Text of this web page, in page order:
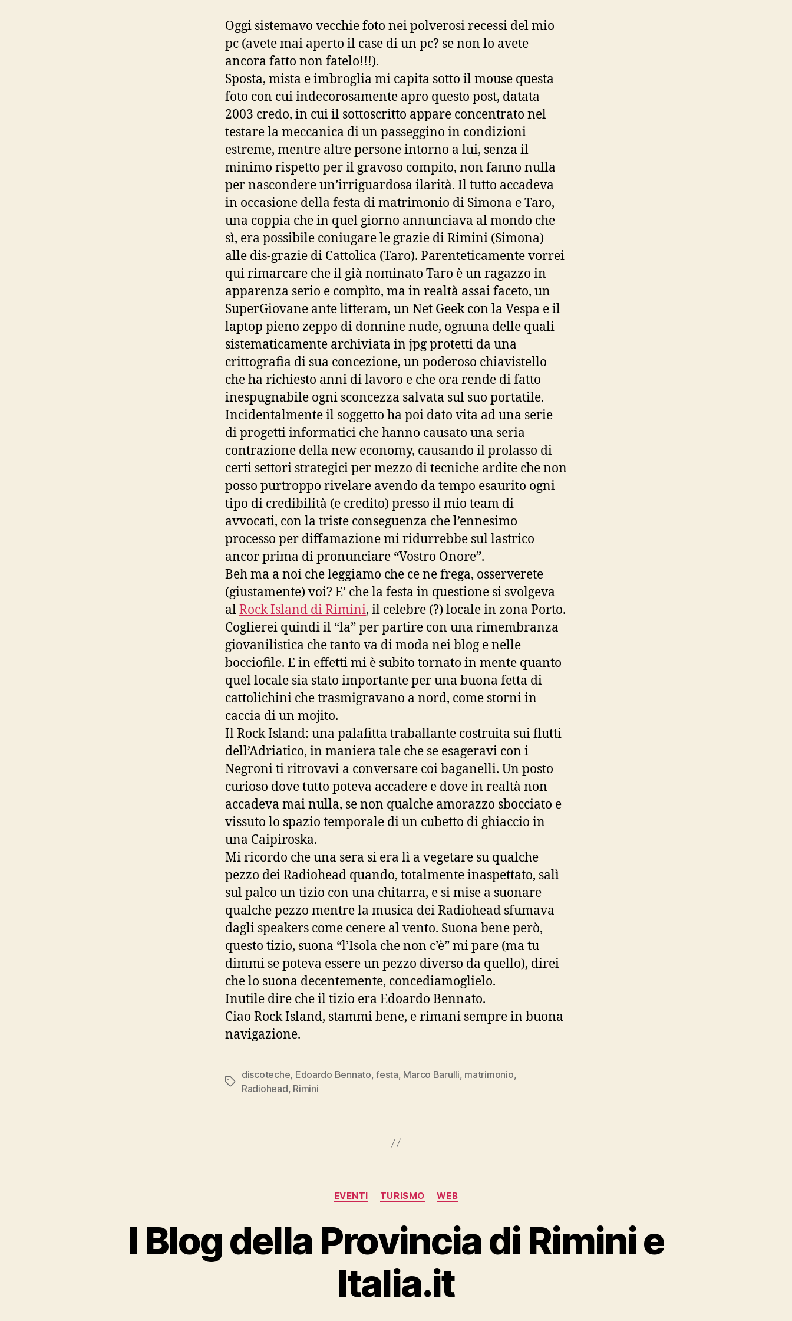
Oggi sistemavo vecchie foto nei polverosi recessi del mio
pc (avete mai aperto il case di un pc? se non lo avete
ancora fatto non fatelo!!!).
Sposta, mista e imbroglia mi capita sotto il mouse questa
foto con cui indecorosamente apro questo post, datata
2003 credo, in cui il sottoscritto appare concentrato nel
testare la meccanica di un passeggino in condizioni
estreme, mentre altre persone intorno a lui, senza il
minimo rispetto per il gravoso compito, non fanno nulla
per nascondere un’irriguardosa ilarità. Il tutto accadeva
in occasione della festa di matrimonio di Simona e Taro,
una coppia che in quel giorno annunciava al mondo che
sì, era possibile coniugare le grazie di Rimini (Simona)
alle dis-grazie di Cattolica (Taro). Parenteticamente vorrei
qui rimarcare che il già nominato Taro è un ragazzo in
apparenza serio e compìto, ma in realtà assai faceto, un
SuperGiovane ante litteram, un Net Geek con la Vespa e il
laptop pieno zeppo di donnine nude, ognuna delle quali
sistematicamente archiviata in jpg protetti da una
crittografia di sua concezione, un poderoso chiavistello
che ha richiesto anni di lavoro e che ora rende di fatto
inespugnabile ogni sconcezza salvata sul suo portatile.
Incidentalmente il soggetto ha poi dato vita ad una serie
di progetti informatici che hanno causato una seria
contrazione della new economy, causando il prolasso di
certi settori strategici per mezzo di tecniche ardite che non
posso purtroppo rivelare avendo da tempo esaurito ogni
tipo di credibilità (e credito) presso il mio team di
avvocati, con la triste conseguenza che l’ennesimo
processo per diffamazione mi ridurrebbe sul lastrico
ancor prima di pronunciare “Vostro Onore”.
Beh ma a noi che leggiamo che ce ne frega, osserverete
(giustamente) voi? E’ che la festa in questione si svolgeva
alRock Island di Rimini, il celebre (?) locale in zona Porto.
Coglierei quindi il “la” per partire con una rimembranza
giovanilistica che tanto va di moda nei blog e nelle
bocciofile. E in effetti mi è subito tornato in mente quanto
quel locale sia stato importante per una buona fetta di
cattolichini che trasmigravano a nord, come storni in
caccia di un mojito.
Il Rock Island: una palafitta traballante costruita sui flutti
dell’Adriatico, in maniera tale che se esageravi con i
Negroni ti ritrovavi a conversare coi baganelli. Un posto
curioso dove tutto poteva accadere e dove in realtà non
accadeva mai nulla, se non qualche amorazzo sbocciato e
vissuto lo spazio temporale di un cubetto di ghiaccio in
una Caipiroska.
Mi ricordo che una sera si era lì a vegetare su qualche
pezzo dei Radiohead quando, totalmente inaspettato, salì
sul palco un tizio con una chitarra, e si mise a suonare
qualche pezzo mentre la musica dei Radiohead sfumava
dagli speakers come cenere al vento. Suona bene però,
questo tizio, suona “l’Isola che non c’è” mi pare (ma tu
dimmi se poteva essere un pezzo diverso da quello), direi
che lo suona decentemente, concediamoglielo.
Inutile dire che il tizio era Edoardo Bennato.
Ciao Rock Island, stammi bene, e rimani sempre in buona
navigazione.
Tag
discoteche, Edoardo Bennato,festa, Marco Barulli, matrimonio,
Radiohead, Rimini
Categorie
EVENTI TURISMO WEB
I Blog della Provincia di Rimini e
Italia.it